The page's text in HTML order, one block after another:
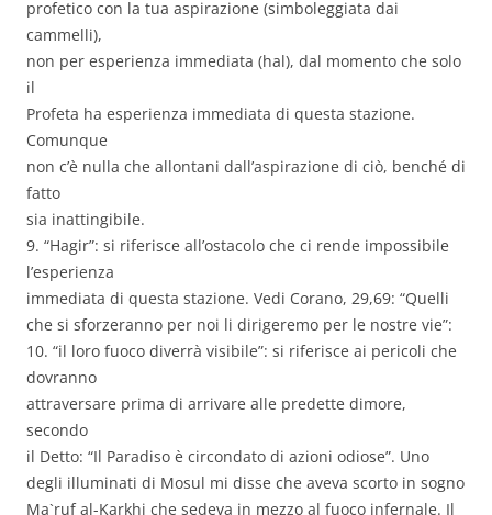
profetico con la tua aspirazione (simboleggiata dai
cammelli),
non per esperienza immediata (hal), dal momento che solo
il
Profeta ha esperienza immediata di questa stazione.
Comunque
non c’è nulla che allontani dall’aspirazione di ciò, benché di
fatto
sia inattingibile.
9. “Hagir”: si riferisce all’ostacolo che ci rende impossibile
l’esperienza
immediata di questa stazione. Vedi Corano, 29,69: “Quelli
che si sforzeranno per noi li dirigeremo per le nostre vie”:
10. “il loro fuoco diverrà visibile”: si riferisce ai pericoli che
dovranno
attraversare prima di arrivare alle predette dimore,
secondo
il Detto: “Il Paradiso è circondato di azioni odiose”. Uno
degli illuminati di Mosul mi disse che aveva scorto in sogno
Ma`ruf al-Karkhi che sedeva in mezzo al fuoco infernale. Il